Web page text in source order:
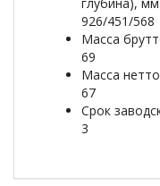
926/451/568
Масса
69
Масса
67
Срок
3